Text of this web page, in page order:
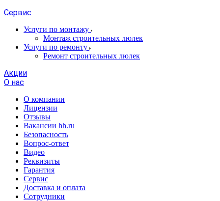
Сервис
Услуги по монтажу
Монтаж строительных люлек
Услуги по ремонту
Ремонт строительных люлек
Акции
О нас
О компании
Лицензии
Отзывы
Вакансии hh.ru
Безопасность
Вопрос-ответ
Видео
Реквизиты
Гарантия
Сервис
Доставка и оплата
Сотрудники